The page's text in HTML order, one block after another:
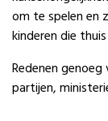
om te spelen en
kinderen die
Redenen
partijen,